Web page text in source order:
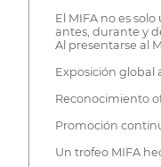
El MIFA no es
antes, durante y
Al presentarse al
Exposición global
Reconocimiento
Promoción
Un trofeo MIFA